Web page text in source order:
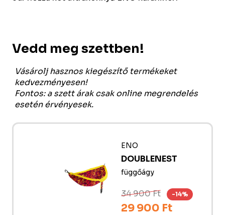
Vedd meg szettben!
Vásárolj hasznos kiegészítő termékeket
kedvezményesen!
Fontos: a szett árak csak online megrendelés
esetén érvényesek.
ENO
DOUBLENEST
függőágy
34 900 Ft -14%
29 900 Ft